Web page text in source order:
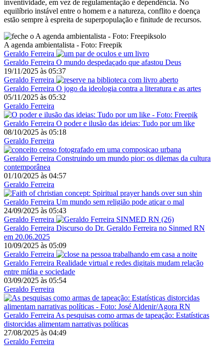
inventividade, em vez de regulamentação e dependência. No
equilíbrio instável entre o homem e a natureza, conflito e doença
estão sempre à espreita de superpopulação e finitude de recursos.
A agenda ambientalista - Foto: Freepik
Geraldo Ferreira
Geraldo Ferreira O mundo despedaçado que afastou Deus
19/11/2025 às 05:37
Geraldo Ferreira
Geraldo Ferreira O jogo da ideologia contra a literatura e as artes
05/11/2025 às 05:32
Geraldo Ferreira
Geraldo Ferreira O poder e ilusão das ideias: Tudo por um like
08/10/2025 às 05:18
Geraldo Ferreira
Geraldo Ferreira Construindo um mundo pior: os dilemas da cultura
contemporânea
01/10/2025 às 04:57
Geraldo Ferreira
Geraldo Ferreira Um mundo sem religião pode atiçar o mal
24/09/2025 às 05:43
Geraldo Ferreira
Geraldo Ferreira Discurso do Dr. Geraldo Ferreira no Sinmed RN
em 20.06.2025
10/09/2025 às 05:09
Geraldo Ferreira
Geraldo Ferreira Realidade virtual e redes digitais mudam relação
entre mídia e sociedade
03/09/2025 às 05:54
Geraldo Ferreira
Geraldo Ferreira As pesquisas como armas de tapeação: Estatísticas
distorcidas alimentam narrativas políticas
27/08/2025 às 04:49
Geraldo Ferreira